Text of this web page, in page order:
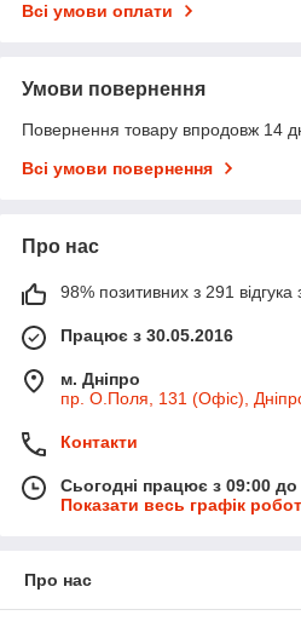
Всі умови оплати
Умови повернення
Повернення товару впродовж 14
Всі умови повернення
Про нас
98% позитивних з 291 відгука
Працює з 30.05.2016
м. Дніпро
пр. О.Поля, 131 (Офіс),
Контакти
Сьогодні працює з 09:00 до
Показати весь графік
Про нас